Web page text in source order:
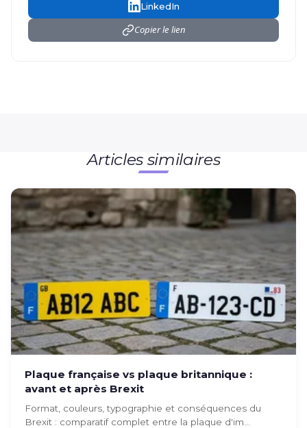
LinkedIn
Copier le lien
Articles similaires
Plaque française vs plaque britannique :
avant et après Brexit
Format, couleurs, typographie et conséquences du
Brexit : comparatif complet entre la plaque d'im...